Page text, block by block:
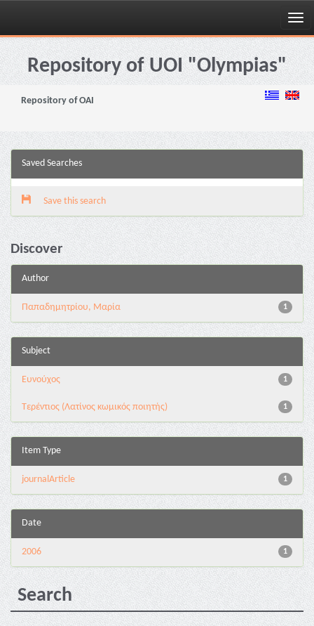
Skip
navigationRepository of UOI "Olympias"
Repository of OAI
Saved Searches
Save this search
Discover
Author
1
Παπαδημητρίου, Μαρία
Subject
1
Ευνούχος
1
Τερέντιος (Λατίνος κωμικός ποιητής)
Item Type
1
journalArticle
Date
1
2006
Search